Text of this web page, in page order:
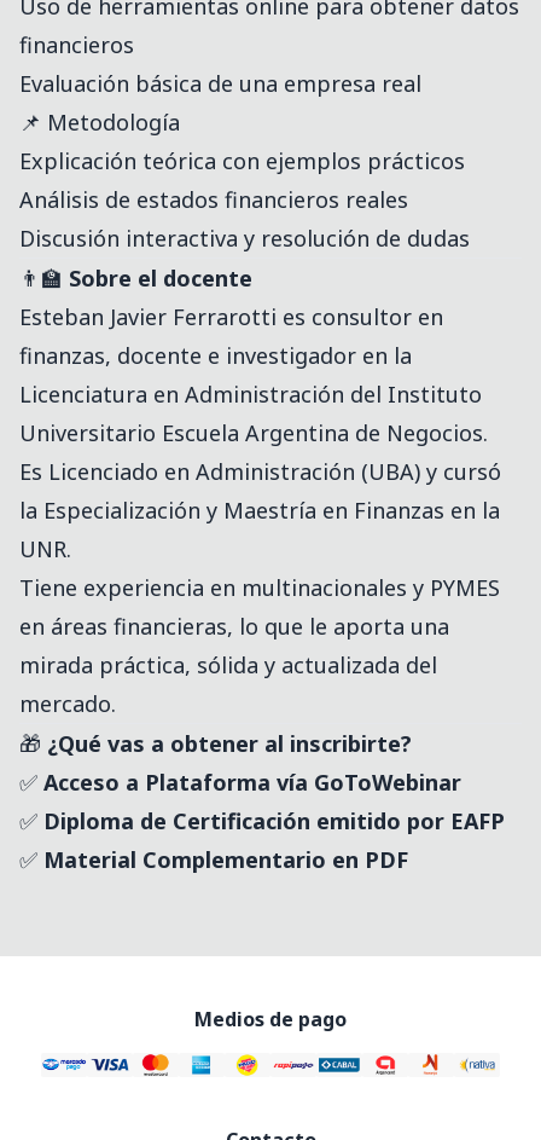
Uso de herramientas online para obtener datos
financieros
Evaluación básica de una empresa real
📌 Metodología
Explicación teórica con ejemplos prácticos
Análisis de estados financieros reales
Discusión interactiva y resolución de dudas
👨‍🏫 Sobre el docente
Esteban Javier Ferrarotti es consultor en
finanzas, docente e investigador en la
Licenciatura en Administración del Instituto
Universitario Escuela Argentina de Negocios.
Es Licenciado en Administración (UBA) y cursó
la Especialización y Maestría en Finanzas en la
UNR.
Tiene experiencia en multinacionales y PYMES
en áreas financieras, lo que le aporta una
mirada práctica, sólida y actualizada del
mercado.
🎁 ¿Qué vas a obtener al inscribirte?
✅ Acceso a Plataforma vía GoToWebinar
✅ Diploma de Certificación emitido por EAFP
✅ Material Complementario en PDF
Medios de pago